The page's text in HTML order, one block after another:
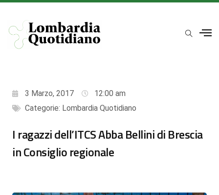
3 Marzo, 2017
12:00 am
Categorie: Lombardia Quotidiano
I ragazzi dell’ITCS Abba Bellini di Brescia
in Consiglio regionale